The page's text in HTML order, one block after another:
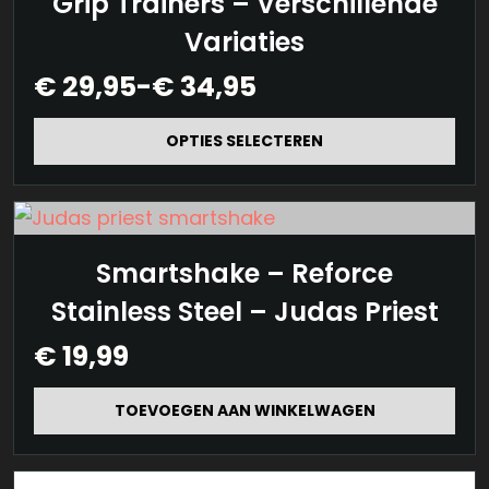
Variaties
€ 29,95-€ 34,95
Prijsklasse:
€ 29,95
€ 34,95
OPTIES SELECTEREN
meerdere
Deze
optie
kan
gekozen
worden
op
de
productpagina
Smartshake – Reforce
Stainless Steel – Judas Priest
€19,99
TOEVOEGEN AAN WINKELWAGEN